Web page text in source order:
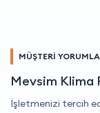
MÜŞTERİ
Mevsim Klima
İşletmenizi tercih